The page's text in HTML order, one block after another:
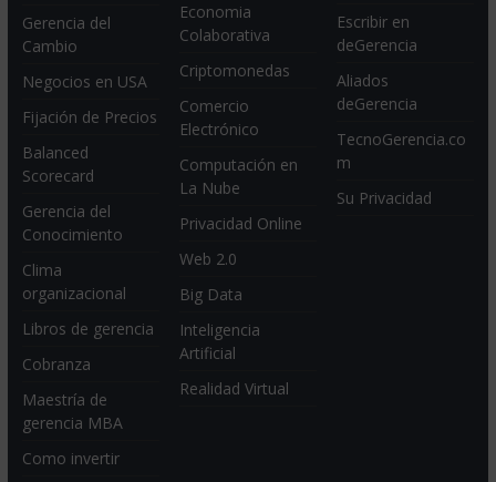
Gerencia del
Cambio
Negocios en USA
Fijación de Precios
Balanced
Scorecard
Gerencia del
Conocimiento
Clima
organizacional
Libros de gerencia
Cobranza
Maestría de
gerencia MBA
Como invertir
Economia
Colaborativa
Criptomonedas
Comercio
Electrónico
Computación en
La Nube
Privacidad Online
Web 2.0
Big Data
Inteligencia
Artificial
Realidad Virtual
Escribir en
deGerencia
Aliados
deGerencia
TecnoGerencia.co
m
Su Privacidad